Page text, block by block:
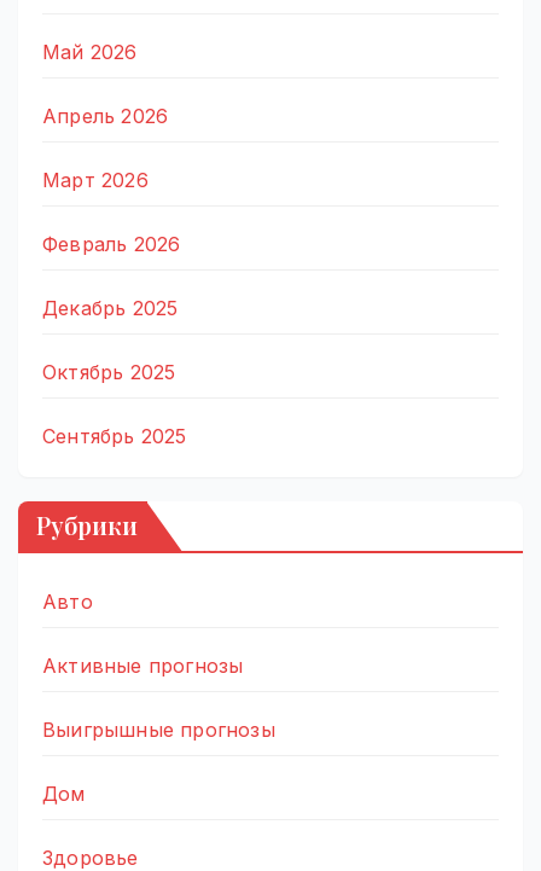
Май 2026
Апрель 2026
Март 2026
Февраль 2026
Декабрь 2025
Октябрь 2025
Сентябрь 2025
Рубрики
Авто
Активные прогнозы
Выигрышные прогнозы
Дом
Здоровье